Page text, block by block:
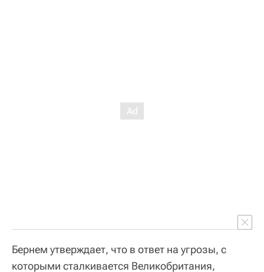
Бернем утверждает, что в ответ на угрозы, с
которыми сталкивается Великобритания,